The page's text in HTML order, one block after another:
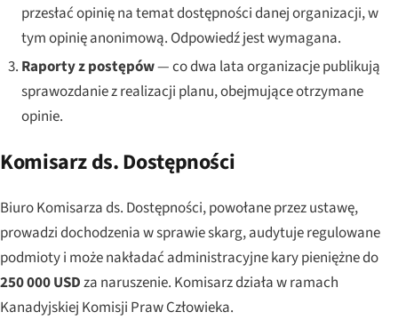
przesłać opinię na temat dostępności danej organizacji, w
tym opinię anonimową. Odpowiedź jest wymagana.
Raporty z postępów— co dwa lata organizacje publikują
sprawozdanie z realizacji planu, obejmujące otrzymane
opinie.
Komisarz ds. Dostępności
Biuro Komisarza ds. Dostępności, powołane przez ustawę,
prowadzi dochodzenia w sprawie skarg, audytuje regulowane
podmioty i może nakładać administracyjne kary pieniężne do
250 000 USDza naruszenie. Komisarz działa w ramach
Kanadyjskiej Komisji Praw Człowieka.